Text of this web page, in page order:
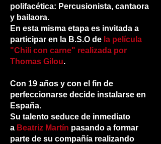
polifacética: Percusionista, cantaora
y bailaora.
En esta misma etapa es invitada a
participar en la B.S.O de la película
"Chili con carne" realizada por
Thomas Gilou.
Con 19 años y con el fin de
perfeccionarse decide instalarse en
España.
Su talento seduce de inmediato
a Beatriz Martín pasando a formar
parte de su compañía realizando